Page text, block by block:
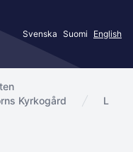
Svenska Suomi English
Kyrkogård
L